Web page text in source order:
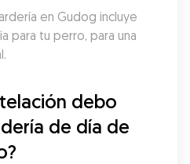
en Gudog incluye
para tu perro, para una
debo
de día de